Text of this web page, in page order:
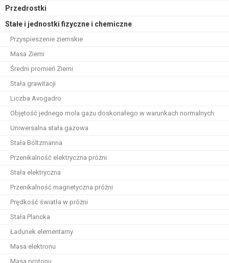
Przedrostki
Stałe i jednostki fizyczne i chemiczne
Przyspieszenie ziemskie
Masa Ziemi
Średni promień Ziemi
Stała grawitacji
Liczba Avogadro
Objętość jednego mola gazu doskonałego w warunkach normalnych
Uniwersalna stała gazowa
Stała Boltzmanna
Przenikalność elektryczna próżni
Stała elektryczna
Przenikalność magnetyczna próżni
Prędkość światła w próżni
Stała Plancka
Ładunek elementarny
Masa elektronu
Masa protonu